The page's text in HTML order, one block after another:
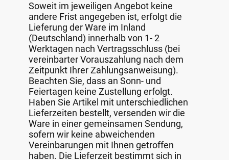
Soweit im jeweiligen Angebot keine
andere Frist angegeben ist, erfolgt die
Lieferung der Ware im Inland
(Deutschland) innerhalb von 1- 2
Werktagen nach Vertragsschluss (bei
vereinbarter Vorauszahlung nach dem
Zeitpunkt Ihrer Zahlungsanweisung).
Beachten Sie, dass an Sonn- und
Feiertagen keine Zustellung erfolgt.
Haben Sie Artikel mit unterschiedlichen
Lieferzeiten bestellt, versenden wir die
Ware in einer gemeinsamen Sendung,
sofern wir keine abweichenden
Vereinbarungen mit Ihnen getroffen
haben. Die Lieferzeit bestimmt sich in